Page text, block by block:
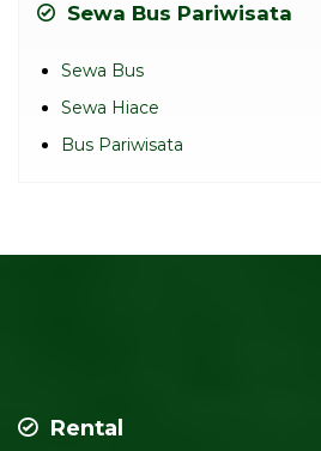
Sewa Bus Pariwisata
Sewa Bus
Sewa Hiace
Bus Pariwisata
Rental